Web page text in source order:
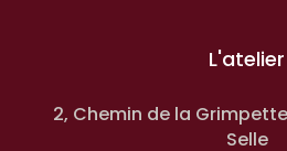
L'atelier
2, Chemin de la
Selle